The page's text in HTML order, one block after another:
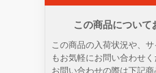
この商品について
この商品の入荷状況や、
もお気軽にお問い合わせく
お問い合わせの際は下記